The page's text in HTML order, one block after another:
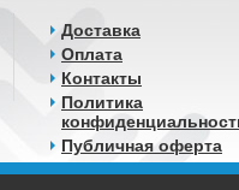
Доставка
Оплата
Контакты
Политика
Публичная оферта